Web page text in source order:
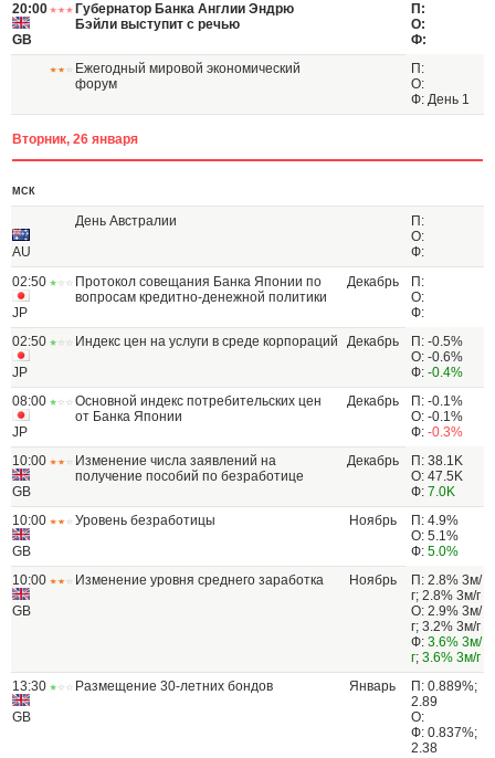
20:00
GB
Губернатор Банка Англии Эндрю
Бэйли выступит с речью
П:
О:
Ф:
Ежегодный мировой экономический
форум
П:
О:
Ф: День 1
Вторник, 26 января
МСК
AU
День Австралии
П:
О:
Ф:
02:50
JP
Протокол совещания Банка Японии по
вопросам кредитно-денежной политики
Декабрь
П:
О:
Ф:
02:50
JP
Индекс цен на услуги в среде корпораций Декабрь
П: -0.5%
О: -0.6%
Ф: -0.4%
08:00
JP
Основной индекс потребительских цен
от Банка Японии
Декабрь
П: -0.1%
О: -0.1%
Ф: -0.3%
10:00
GB
Изменение числа заявлений на
получение пособий по безработице
Декабрь
П: 38.1K
О: 47.5K
Ф: 7.0K
10:00
GB
Уровень безработицы Ноябрь
П: 4.9%
О: 5.1%
Ф: 5.0%
10:00
GB
Изменение уровня среднего заработка Ноябрь
П: 2.8% 3м/
г; 2.8% 3м/г
О: 2.9% 3м/
г; 3.2% 3м/г
Ф: 3.6% 3м/
г; 3.6% 3м/г
13:30
GB
Размещение 30-летних бондов Январь
П: 0.889%;
2.89
О:
Ф: 0.837%;
2.38